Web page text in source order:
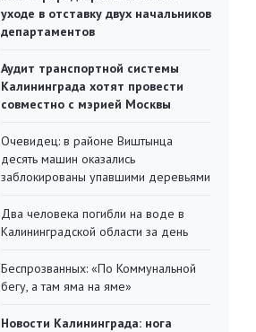
уходе в отставку двух начальников
департаментов
Аудит транспортной системы
Калининграда хотят провести
совместно с мэрией Москвы
Очевидец: в районе Виштынца
десять машин оказались
заблокированы упавшими деревьями
Два человека погибли на воде в
Калининградской области за день
Беспрозванных: «По Коммунальной
бегу, а там яма на яме»
Новости Калининграда: нога